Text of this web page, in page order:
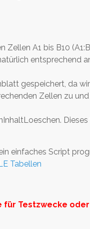
Zellen A1 bis B10
entsprechend
gespeichert, da
Zellen zu
einfaches Script
Tabellen
Testzwecke